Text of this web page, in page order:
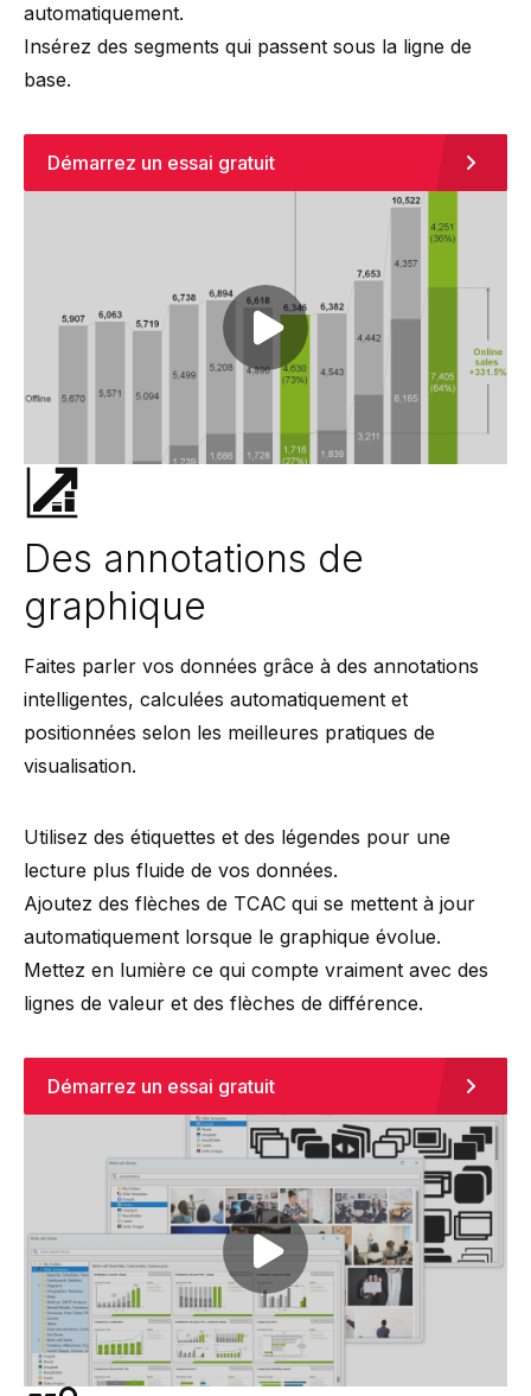
automatiquement.
Insérez des segments qui passent sous la ligne de
base.
Démarrez un essai gratuit
Des annotations de
graphique
Faites parler vos données grâce à des annotations
intelligentes, calculées automatiquement et
positionnées selon les meilleures pratiques de
visualisation.
Utilisez des étiquettes et des légendes pour une
lecture plus fluide de vos données.
Ajoutez des flèches de TCAC qui se mettent à jour
automatiquement lorsque le graphique évolue.
Mettez en lumière ce qui compte vraiment avec des
lignes de valeur et des flèches de différence.
Démarrez un essai gratuit
Play video
Play video